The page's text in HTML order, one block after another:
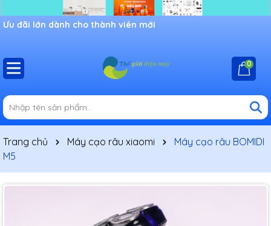
Ưu đãi lớn dành cho thành viên mới
0
Trang chủ Máy cạo râu xiaomi
Máy cạo râu BOMIDI
M5